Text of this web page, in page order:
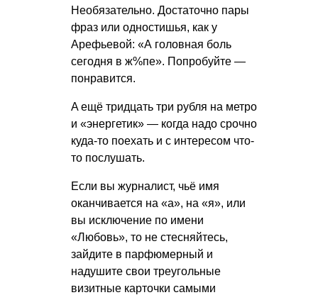
Необязательно. Достаточно пары
фраз или одностишья, как у
Арефьевой: «А головная боль
сегодня в ж%пе». Попробуйте —
понравится.
A ещё тридцать три рубля на метро
и «энеpгетик» — когда надо срочно
куда-то поехать и с интересом что-
то послушать.
Если вы журналист, чьё имя
оканчивается на «а», на «я», или
вы исключение по имени
«Любовь», то не стесняйтесь,
зайдите в парфюмерный и
надушите свои треугольные
визитные карточки самыми